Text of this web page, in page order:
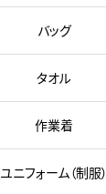
バッグ
タオル
作業着
ユニフォーム（制服）